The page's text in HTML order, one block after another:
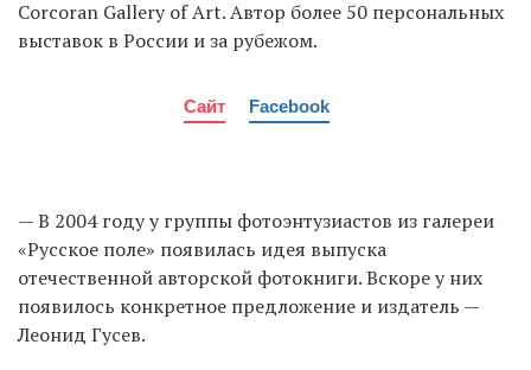
Corcoran Gallery of Art. Автор более 50 персональных
выставок в России и за рубежом.
Сайт Facebook
— В 2004 году у группы фотоэнтузиастов из галереи
«Русское поле» появилась идея выпуска
отечественной авторской фотокниги. Вскоре у них
появилось конкретное предложение и издатель —
Леонид Гусев.